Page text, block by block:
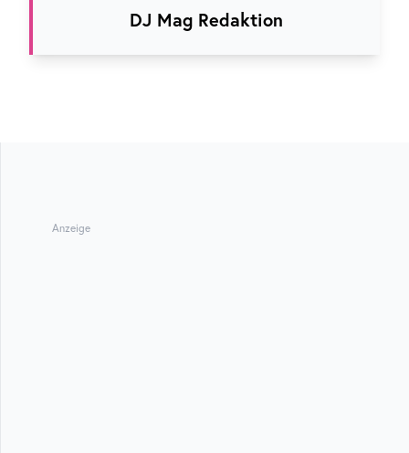
DJ Mag Redaktion
Anzeige